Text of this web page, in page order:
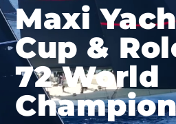
Maxi
Cup &
72 World